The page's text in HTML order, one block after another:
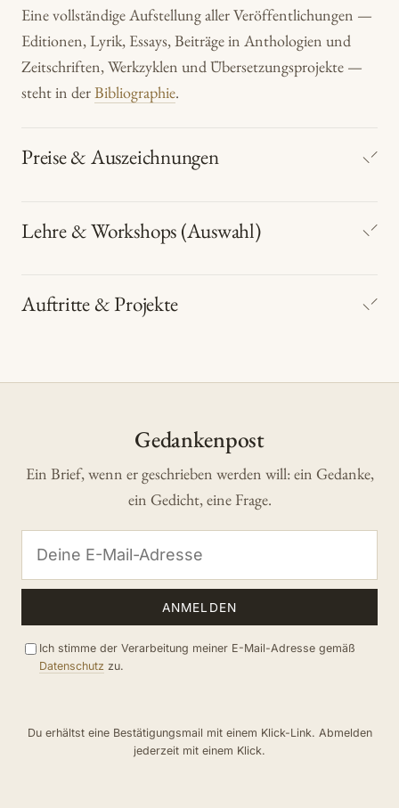
Eine vollständige Aufstellung aller Veröffentlichungen —
Editionen, Lyrik, Essays, Beiträge in Anthologien und
Zeitschriften, Werkzyklen und Übersetzungsprojekte —
steht in derBibliographie.
Preise & Auszeichnungen
Lehre & Workshops (Auswahl)
Auftritte & Projekte
Gedankenpost
Ein Brief, wenn er geschrieben werden will: ein Gedanke,
ein Gedicht, eine Frage.
ANMELDEN
Ich stimme der Verarbeitung meiner E-Mail-Adresse gemäß
Datenschutz zu.
Du erhältst eine Bestätigungsmail mit einem Klick-Link. Abmelden
jederzeit mit einem Klick.